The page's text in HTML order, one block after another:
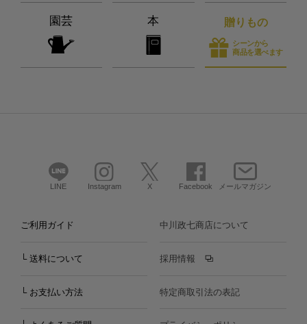
園芸 本 贈りもの
シーンから
商品を選べます
LINE Instagram X Facebook メールマガジン
ご利用ガイド
└ 送料について
└ お支払い方法
中川政七商店について
採用情報
特定商取引法の表記